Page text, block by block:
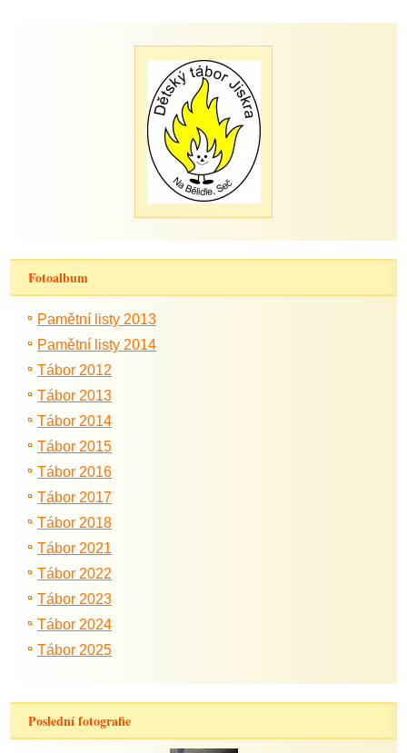
Fotoalbum
Pamětní listy 2013
Pamětní listy 2014
Tábor 2012
Tábor 2013
Tábor 2014
Tábor 2015
Tábor 2016
Tábor 2017
Tábor 2018
Tábor 2021
Tábor 2022
Tábor 2023
Tábor 2024
Tábor 2025
Poslední fotografie